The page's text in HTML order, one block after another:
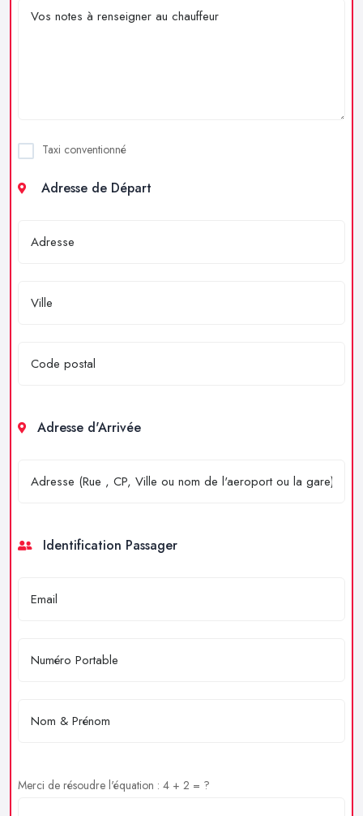
Taxi conventionné
Adresse de Départ
Adresse d'Arrivée
Identification Passager
Merci de résoudre l'équation : 4 + 2 = ?